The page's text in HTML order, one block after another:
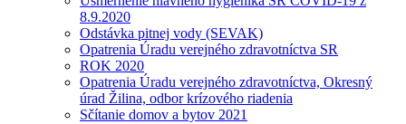
8.9.2020
Odstávka pitnej vody (SEVAK)
Opatrenia Úradu verejného zdravotníctva SR
ROK 2020
Opatrenia Úradu verejného zdravotníctva, Okresný
úrad Žilina, odbor krízového riadenia
Sčítanie domov a bytov 2021